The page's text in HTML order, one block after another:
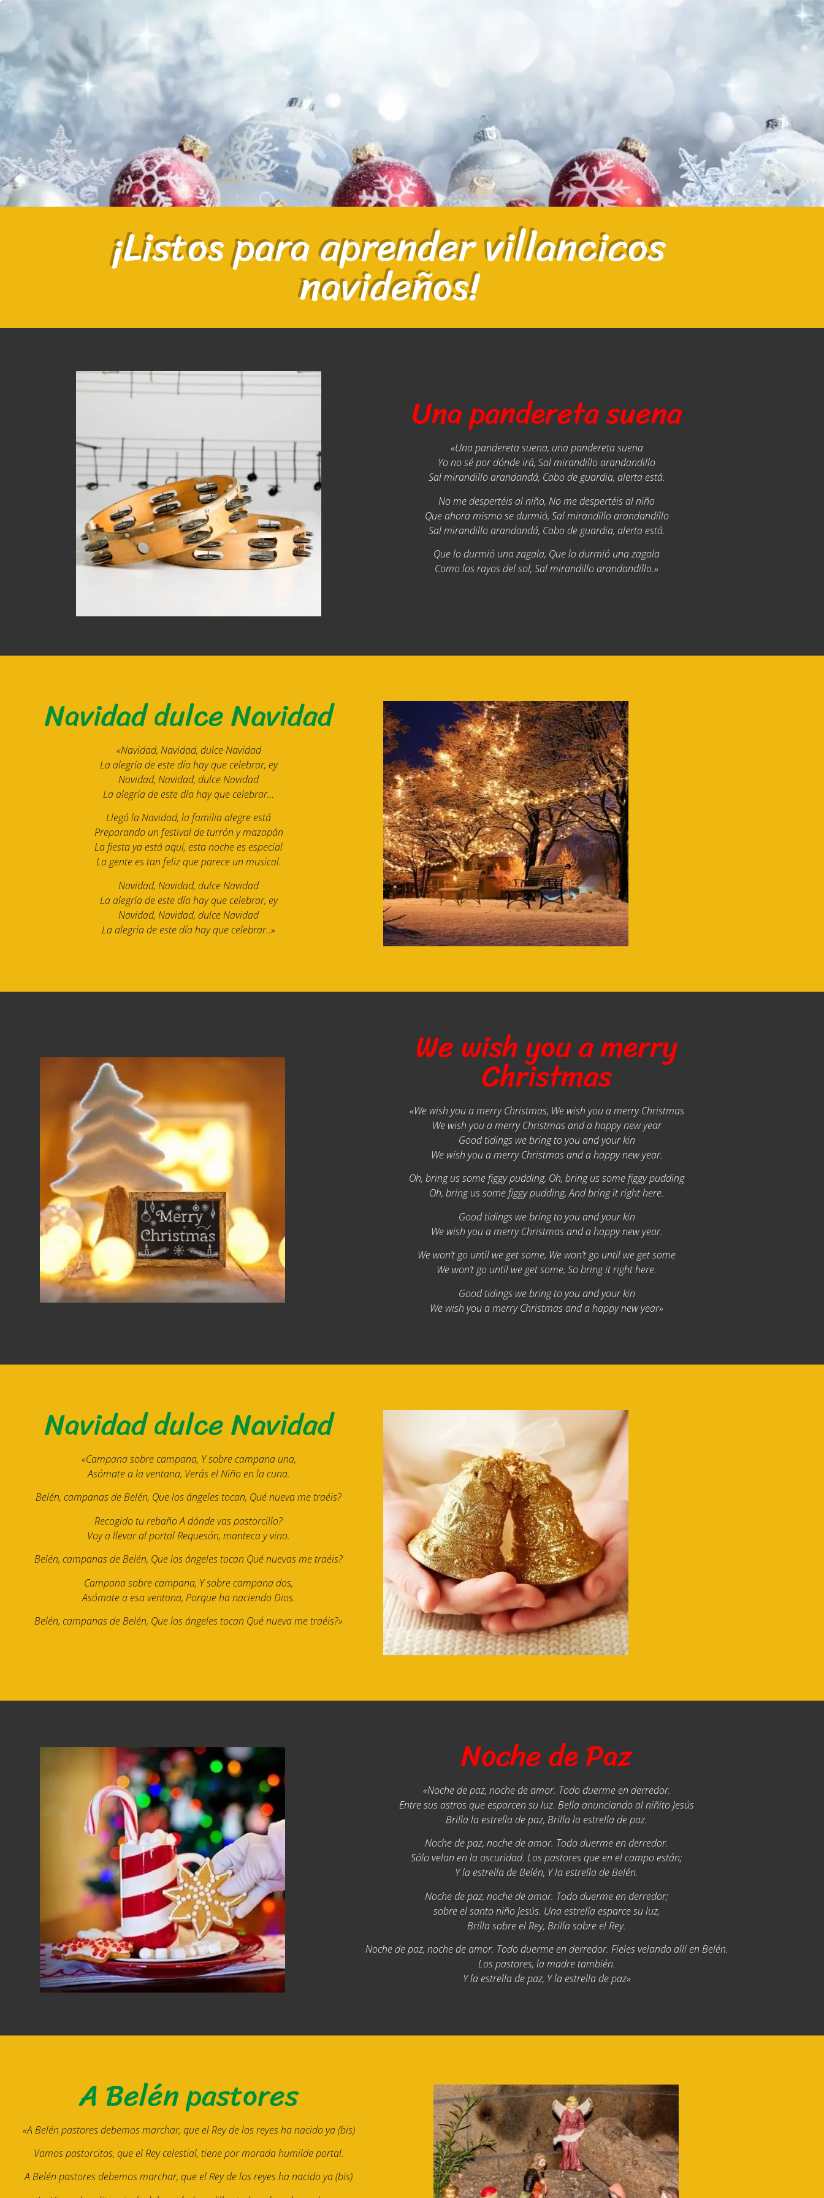
¡Listos para aprender villancicos
navideños!
Una pandereta suena
«Una pandereta suena, una pandereta suena
Yo no sé por dónde irá, Sal mirandillo arandandillo
Sal mirandillo arandandá, Cabo de guardia, alerta está.
No me despertéis al niño, No me despertéis al niño
Que ahora mismo se durmió, Sal mirandillo arandandillo
Sal mirandillo arandandá, Cabo de guardia, alerta está.
Que lo durmió una zagala, Que lo durmió una zagala
Como los rayos del sol, Sal mirandillo arandandillo.»
Navidad dulce Navidad
«Navidad, Navidad, dulce Navidad
La alegría de este día hay que celebrar, ey
Navidad, Navidad, dulce Navidad
La alegría de este día hay que celebrar…
Llegó la Navidad, la familia alegre está
Preparando un festival de turrón y mazapán
La fiesta ya está aquí, esta noche es especial
La gente es tan feliz que parece un musical.
Navidad, Navidad, dulce Navidad
La alegría de este día hay que celebrar, ey
Navidad, Navidad, dulce Navidad
La alegría de este día hay que celebrar..»
We wish you a merry
Christmas
«We wish you a merry Christmas, We wish you a merry Christmas
We wish you a merry Christmas and a happy new year
Good tidings we bring to you and your kin
We wish you a merry Christmas and a happy new year.
Oh, bring us some figgy pudding, Oh, bring us some figgy pudding
Oh, bring us some figgy pudding, And bring it right here.
Good tidings we bring to you and your kin
We wish you a merry Christmas and a happy new year.
We won’t go until we get some, We won’t go until we get some
We won’t go until we get some, So bring it right here.
Good tidings we bring to you and your kin
We wish you a merry Christmas and a happy new year»
Navidad dulce Navidad
«Campana sobre campana, Y sobre campana una,
Asómate a la ventana, Verás el Niño en la cuna.
Belén, campanas de Belén, Que los ángeles tocan, Qué nueva me traéis?
Recogido tu rebaño A dónde vas pastorcillo?
Voy a llevar al portal Requesón, manteca y vino.
Belén, campanas de Belén, Que los ángeles tocan Qué nuevas me traéis?
Campana sobre campana, Y sobre campana dos,
Asómate a esa ventana, Porque ha naciendo Dios.
Belén, campanas de Belén, Que los ángeles tocan Qué nueva me traéis?»
Noche de Paz
«Noche de paz, noche de amor. Todo duerme en derredor.
Entre sus astros que esparcen su luz. Bella anunciando al niñito Jesús
Brilla la estrella de paz, Brilla la estrella de paz.
Noche de paz, noche de amor. Todo duerme en derredor.
Sólo velan en la oscuridad. Los pastores que en el campo están;
Y la estrella de Belén, Y la estrella de Belén.
Noche de paz, noche de amor. Todo duerme en derredor;
sobre el santo niño Jesús. Una estrella esparce su luz,
Brilla sobre el Rey, Brilla sobre el Rey.
Noche de paz, noche de amor. Todo duerme en derredor. Fieles velando allí en Belén.
Los pastores, la madre también.
Y la estrella de paz, Y la estrella de paz»
A Belén pastores
«A Belén pastores debemos marchar, que el Rey de los reyes ha nacido ya (bis)
Vamos pastorcitos, que el Rey celestial, tiene por morada humilde portal.
A Belén pastores debemos marchar, que el Rey de los reyes ha nacido ya (bis)